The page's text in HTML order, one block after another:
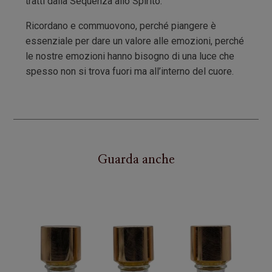
Ricordano e commuovono, perché piangere è
essenziale per dare un valore alle emozioni, perché
le nostre emozioni hanno bisogno di una luce che
spesso non si trova fuori ma all’interno del cuore.
Guarda anche